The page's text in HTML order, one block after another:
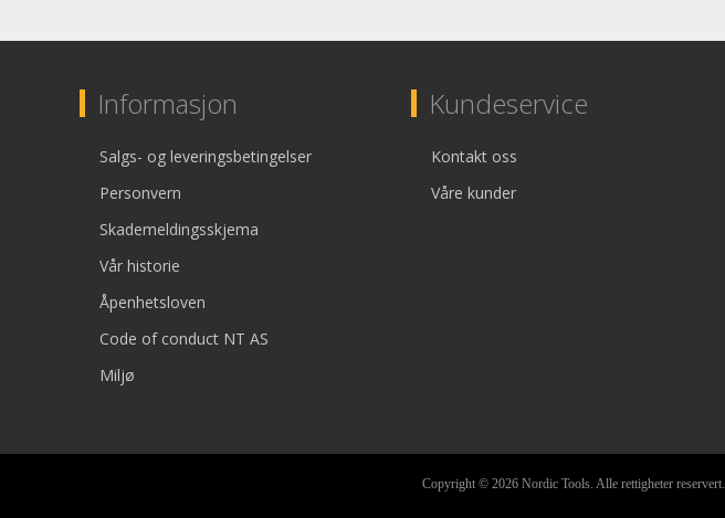
Informasjon
Salgs- og leveringsbetingelser
Personvern
Skademeldingsskjema
Vår historie
Åpenhetsloven
Code of conduct NT AS
Miljø
Kundeservice
Kontakt oss
Våre kunder
Copyright © 2026 Nordic Tools. Alle rettigheter reservert.